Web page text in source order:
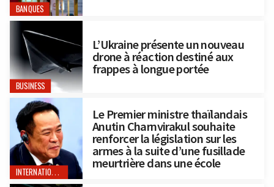
BANQUES
BUSINESS
L’Ukraine présente un nouveau
drone à réaction destiné aux
frappes à longue portée
INTERNATIONAL
Le Premier ministre thaïlandais
Anutin Charnvirakul souhaite
renforcer la législation sur les
armes à la suite d’une fusillade
meurtrière dans une école